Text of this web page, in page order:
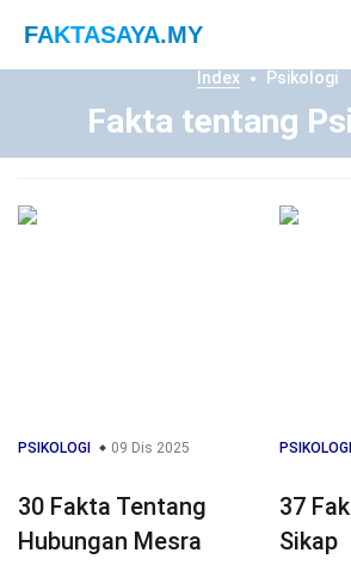
FAKTASAYA.MY
Index Psikologi
Fakta tentang
PSIKOLOGI 09 Dis 2025
30 Fakta Tentang
Hubungan Mesra
PSIKOLOGI
37
Sikap